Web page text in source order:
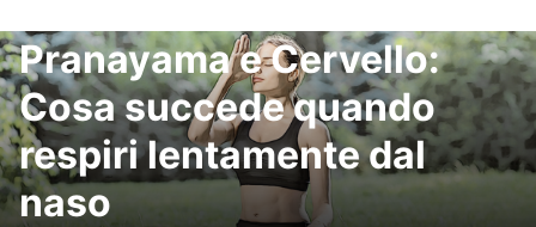
Pranayama e Cervello:
Cosa succede quando
respiri lentamente dal
naso